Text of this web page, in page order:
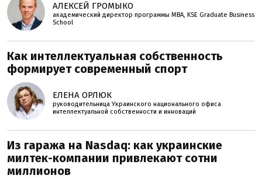
АЛЕКСЕЙ ГРОМЫКО
академический директор программы MBA, KSE Graduate Business
School
Как интеллектуальная собственность
формирует современный спорт
ЕЛЕНА ОРЛЮК
руководительница Украинского национального офиса
интеллектуальной собственности и инноваций
Из гаража на Nasdaq: как украинские
милтек-компании привлекают сотни
миллионов